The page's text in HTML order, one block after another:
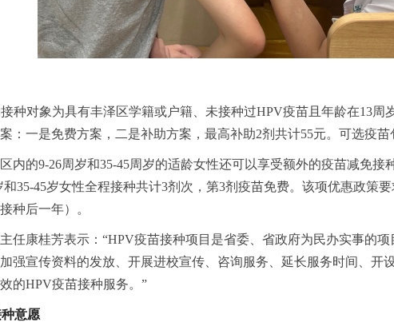
种对象为具有丰泽区学籍或户籍、未接种过HPV疫苗且年龄在13周
：一是免费方案，二是补助方案，最高补助2剂共计55元。可选疫
内的9-26周岁和35-45周岁的适龄女性还可以享受额外的疫苗减免
35-45岁女性全程接种共计3剂次，第3剂疫苗免费。该项优惠政策
种后一年）。
任康桂芳表示：“HPV疫苗接种项目是省委、省政府为民办实事的
强宣传资料的发放、开展进校宣传、咨询服务、延长服务时间、开
的HPV疫苗接种服务。”
意愿